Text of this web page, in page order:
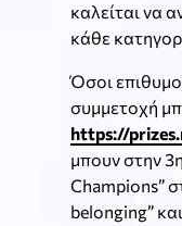
καλείται να
κάθε
Όσοι
συμμετοχή
https://
μπουν στην
Champions”
belonging”